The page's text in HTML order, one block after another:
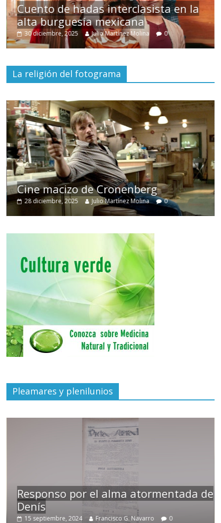
Cuento de hadas interclasista en la
alta burguesía mexicana
30 diciembre, 2025 Julio Martínez Molina 0
La religión del fotograma
Cine macizo de Cronenberg
28 diciembre, 2025 Julio Martínez Molina 0
Pleamares y plenilunios
Responso por el alma atormentada de
Denís
15 septiembre, 2024 Francisco G. Navarro 0